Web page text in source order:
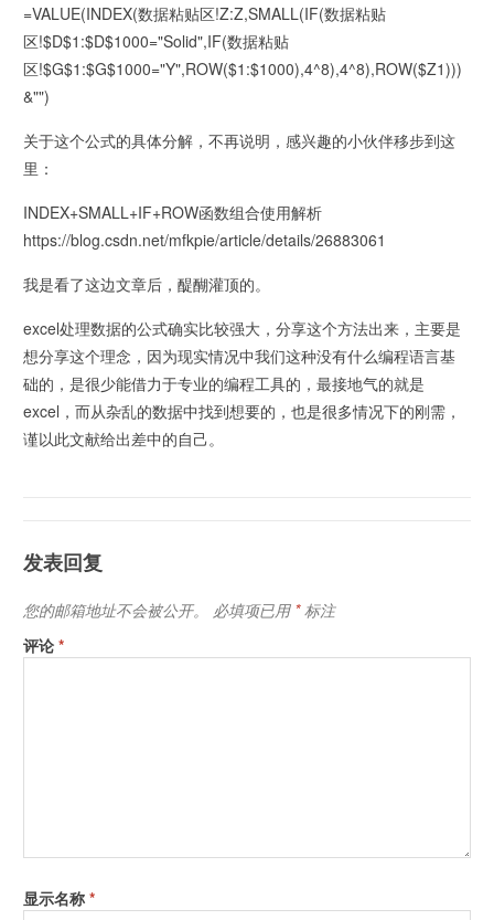
=VALUE(INDEX(数据粘贴区!Z:Z,SMALL(IF(数据粘贴
区!$D$1:$D$1000="Solid",IF(数据粘贴
区!$G$1:$G$1000="Y",ROW($1:$1000),4^8),4^8),ROW($Z1)))
&"")
关于这个公式的具体分解，不再说明，感兴趣的小伙伴移步到这
里：
INDEX+SMALL+IF+ROW函数组合使用解析
https://blog.csdn.net/mfkpie/article/details/26883061
我是看了这边文章后，醍醐灌顶的。
excel处理数据的公式确实比较强大，分享这个方法出来，主要是
想分享这个理念，因为现实情况中我们这种没有什么编程语言基
础的，是很少能借力于专业的编程工具的，最接地气的就是
excel，而从杂乱的数据中找到想要的，也是很多情况下的刚需，
谨以此文献给出差中的自己。
发表回复
您的邮箱地址不会被公开。 必填项已用 *标注
评论*
显示名称*